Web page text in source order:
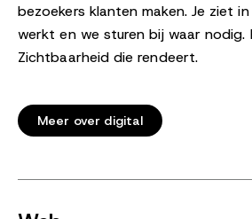
bezoekers klanten maken. Je ziet
werkt en we sturen bij waar nodig.
Zichtbaarheid die rendeert.
Meer over digital